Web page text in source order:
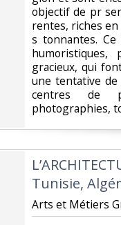
objectif de pr
rentes, riches
s tonnantes.
gracieux, qui
une tentative
centres de
photographies,
Tunisie,
‎Arts et Métiers